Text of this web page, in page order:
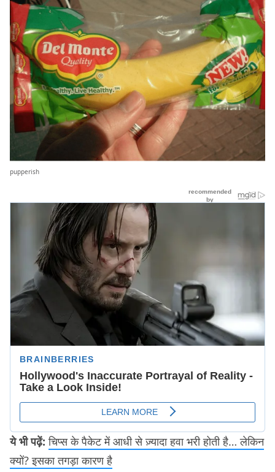
pupperish
ये भी पढ़ें:चिप्स के पैकेट में आधी से ज़्यादा हवा भरी होती है… लेकिन
क्यों? इसका तगड़ा कारण है